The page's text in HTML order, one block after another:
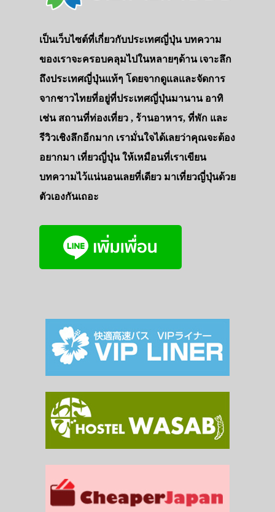
เป็นเว็บไซต์ที่เกี่ยวกับประเทศญี่ปุ่น บทความ
ของเราจะครอบคลุมไปในหลายๆด้าน เจาะลึก
ถึงประเทศญี่ปุ่นแท้ๆ โดยจากดูแลและจัดการ
จากชาวไทยที่อยู่ที่ประเทศญี่ปุ่นมานาน อาทิ
เช่น สถานที่ท่องเที่ยว , ร้านอาหาร, ที่พัก และ
รีวิวเชิงลึกอีกมาก เรามั่นใจได้เลยว่าคุณจะต้อง
อยากมา เที่ยวญี่ปุ่น ให้เหมือนที่เราเขียน
บทความไว้แน่นอนเลยที่เดียว มาเที่ยวญี่ปุ่นด้วย
ตัวเองกันเถอะ